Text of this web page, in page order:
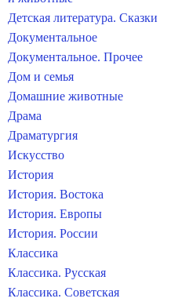
Детская литература. Сказки
Документальное
Документальное. Прочее
Дом и семья
Домашние животные
Драма
Драматургия
Искусство
История
История. Востока
История. Европы
История. России
Классика
Классика. Русская
Классика. Советская